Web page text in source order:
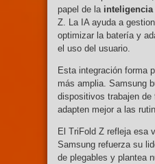
papel de la inteligencia
Z. La IA ayuda a
optimizar la batería y
el uso del usuario.
Esta integración forma
más amplia. Samsung
dispositivos trabajen
adapten mejor a las
El TriFold Z refleja esa
Samsung refuerza su
de plegables y plantea